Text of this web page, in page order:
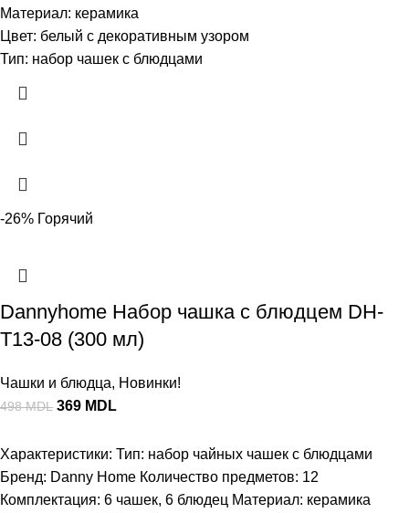
Материал: керамика
Цвет: белый с декоративным узором
Тип: набор чашек с блюдцами
-26% Горячий
Dannyhome Набор чашка с блюдцем DH-
T13-08 (300 мл)
Чашки и блюдца, Новинки!
498MDL 369 MDL
Характеристики: Тип: набор чайных чашек с блюдцами
Бренд: Danny Home Количество предметов: 12
Комплектация: 6 чашек, 6 блюдец Материал: керамика